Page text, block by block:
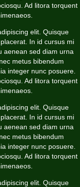
Ad litora torquent
elit. Quisque
In id cursus mi
aenean sed diam urna
metus bibendum
integer nunc posuere.
Ad litora torquent
elit. Quisque
In id cursus mi
aenean sed diam urna
metus bibendum
integer nunc posuere.
Ad litora torquent
elit. Quisque